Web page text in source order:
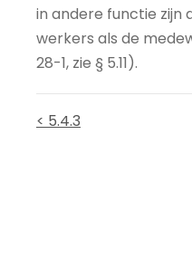
in andere functie zijn
werkers als de
28-1, zie § 5.11).
< 5.4.3